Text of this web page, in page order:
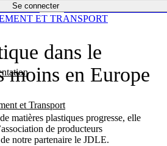
Se connecter
et Transport
Économie
dans le
moins en Europe
matières plastiques progresse, elle
de producteurs
notre partenaire le JDLE.
ET TRANSPORT